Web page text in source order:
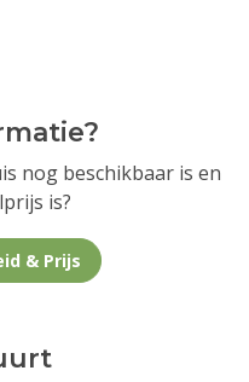
nog beschikbaar is en
is?
& Prijs